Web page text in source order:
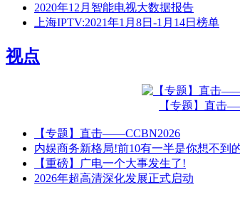
2020年12月智能电视大数据报告
上海IPTV:2021年1月8日-1月14日榜单
视点
【专题】直击
【专题】直击——CCBN2026
内娱商务新格局!前10有一半是你想不到
【重磅】广电一个大事发生了!
2026年超高清深化发展正式启动